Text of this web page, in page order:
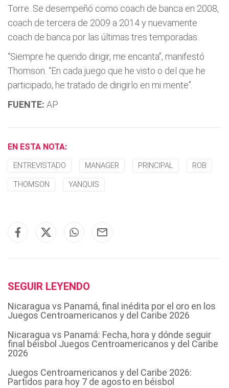
Torre. Se desempeñó como coach de banca en 2008,
coach de tercera de 2009 a 2014 y nuevamente
coach de banca por las últimas tres temporadas.
“Siempre he querido dirigir, me encanta”, manifestó
Thomson. “En cada juego que he visto o del que he
participado, he tratado de dirigirlo en mi mente”.
FUENTE: AP
EN ESTA NOTA:
ENTREVISTADO MANAGER PRINCIPAL ROB
THOMSON YANQUIS
SEGUIR LEYENDO
Nicaragua vs Panamá, final inédita por el oro en los
Juegos Centroamericanos y del Caribe 2026
Nicaragua vs Panamá: Fecha, hora y dónde seguir
final béisbol Juegos Centroamericanos y del Caribe
2026
Juegos Centroamericanos y del Caribe 2026:
Partidos para hoy 7 de agosto en béisbol